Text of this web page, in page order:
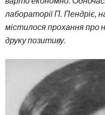
лабораторії П. Пендріє,
містилося прохання про
друку позитиву.